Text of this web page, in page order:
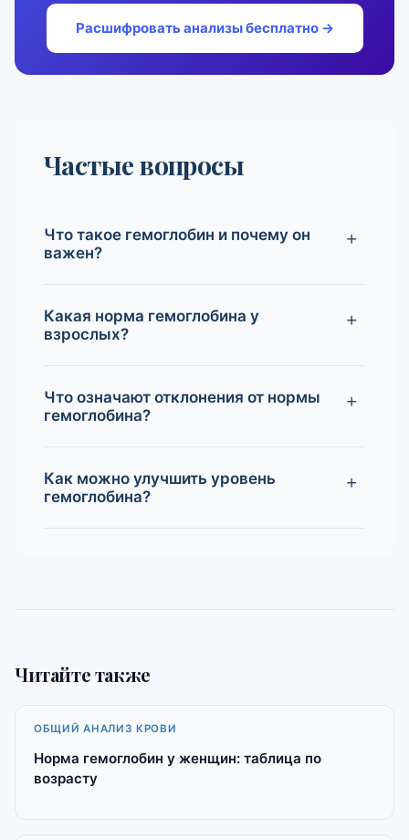
Расшифровать анализы бесплатно →
Частые вопросы
Что такое гемоглобин и почему он
важен?
Какая норма гемоглобина у
взрослых?
Что означают отклонения от нормы
гемоглобина?
Как можно улучшить уровень
гемоглобина?
Читайте также
ОБЩИЙ АНАЛИЗ КРОВИ
Норма гемоглобин у женщин: таблица по
возрасту